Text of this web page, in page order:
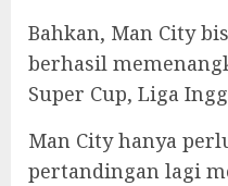
Bahkan, Man City
berhasil
Super Cup, Liga
Man City hanya
pertandingan lagi